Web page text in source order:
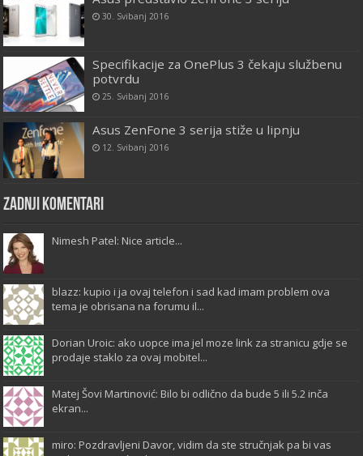
30. Svibanj 2016
Specifikacije za OnePlus 3 čekaju službenu
potvrdu
25. Svibanj 2016
Asus ZenFone 3 serija stiže u lipnju
12. Svibanj 2016
Zadnji komentari
Nimesh Patel: Nice article...
blazz: kupio i ja ovaj telefon i sad kad imam problem ova
tema je obrisana na forumu il...
Dorian Uroic: ako uopce ima jel moze link za stranicu gdje se
prodaje staklo za ovaj mobitel...
Matej Šovi Martinović: Bilo bi odlično da bude 5 ili 5.2 inča
ekran...
miro: Pozdravljeni Davor, vidim da ste stručnjak pa bi vas